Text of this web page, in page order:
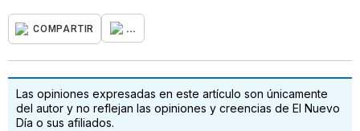
COMPARTIR ...
Las opiniones expresadas en este artículo son únicamente
del autor y no reflejan las opiniones y creencias de El Nuevo
Día o sus afiliados.